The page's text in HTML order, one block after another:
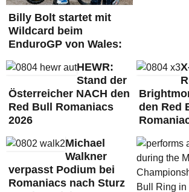
Billy Bolt startet mit
Wildcard beim
EnduroGP von Wales:
HEWR:
Stand der
Österreicher NACH den
Red Bull Romaniacs
2026
den Red
Michael
Walkner
verpasst Podium bei
Romaniacs nach Sturz